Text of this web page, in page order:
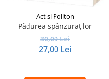
Act si Politon
Pădurea spânzuraților
30,00 Lei
27,00 Lei